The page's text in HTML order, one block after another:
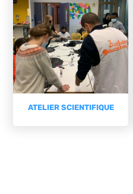
ATELIER SCIENTIFIQUE